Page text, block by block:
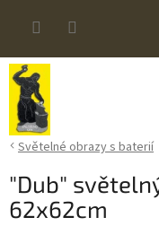
Světelné obrazy s baterií
"Dub"
62x62cm